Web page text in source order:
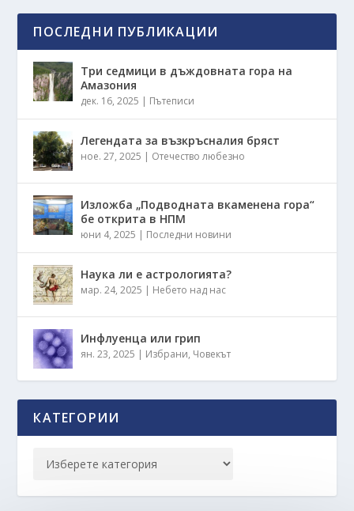
ПОСЛЕДНИ ПУБЛИКАЦИИ
Три седмици в дъждовната гора на
Амазония
дек. 16, 2025 | Пътеписи
Легендата за възкръсналия бряст
ное. 27, 2025 | Отечество любезно
Изложба „Подводната вкаменена гора“
бе открита в НПМ
юни 4, 2025 | Последни новини
Наука ли е астрологията?
мар. 24, 2025 | Небето над нас
Инфлуенца или грип
ян. 23, 2025 | Избрани, Човекът
КАТЕГОРИИ